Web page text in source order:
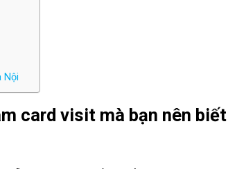
Nội
card visit mà bạn nên biết